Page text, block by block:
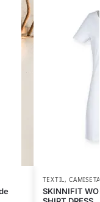
TEXTIL,
SKINNIFIT